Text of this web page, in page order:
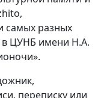
самых разных
в ЦУНБ имени Н.А.
переписку или